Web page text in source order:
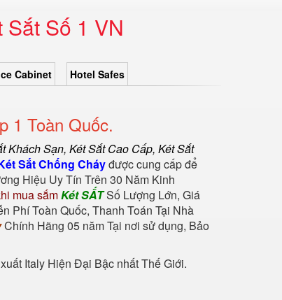
Sắt Số 1 VN
Cabinet Hotel Safes
1 Toàn Quốc.
Khách Sạn, Két Sắt Cao Cấp, Két Sắt
Sắt Chống Cháyđược cung cấp để
Hiệu Uy Tín Trên 30 Năm Kinh
mua sắmKét SẮTSố Lượng Lớn, Giá
Phí Toàn Quốc, Thanh Toán Tại Nhà
Chính Hãng 05 năm Tại nơi sử dụng, Bảo
Italy Hiện Đại Bậc nhất Thế Giới.